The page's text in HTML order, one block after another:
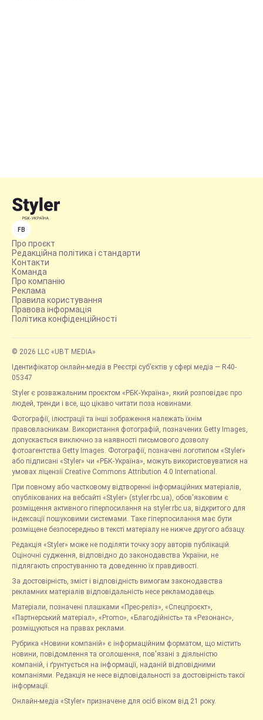
FB
Про проєкт
Редакційна політика і стандарти
Контакти
Команда
Про компанію
Реклама
Правила користування
Правова інформація
Політика конфіденційності
© 2026 LLC «UBT MEDIA»
Ідентифікатор онлайн-медіа в Реєстрі суб’єктів у сфері медіа — R40-
05347
Styler є розважальним проєктом «РБК-Україна», який розповідає про
людей, тренди і все, що цікаво читати поза новинами.
Фотографії, ілюстрації та інші зображення належать їхнім
правовласникам. Використання фотографій, позначених Getty Images,
допускається виключно за наявності письмового дозволу
фотоагентства Getty Images. Фотографії, позначені логотипом «Styler»
або підписані «Styler» чи «РБК-Україна», можуть використовуватися на
умовах ліцензії Creative Commons Attribution 4.0 International.
При повному або частковому відтворенні інформаційних матеріалів,
опублікованих на вебсайті «Styler» (styler.rbc.ua), обов'язковим є
розміщення активного гіперпосилання на styler.rbc.ua, відкритого для
індексації пошуковими системами. Таке гіперпосилання має бути
розміщене безпосередньо в тексті матеріалу не нижче другого абзацу.
Редакція «Styler» може не поділяти точку зору авторів публікацій.
Оціночні судження, відповідно до законодавства України, не
підлягають спростуванню та доведенню їх правдивості.
За достовірність, зміст і відповідність вимогам законодавства
рекламних матеріалів відповідальність несе рекламодавець.
Матеріали, позначені плашками «Прес-реліз», «Спецпроєкт»,
«Партнерський матеріал», «Promo», «Благодійність» та «Резонанс»,
розміщуються на правах реклами.
Рубрика «Новини компаній» є інформаційним форматом, що містить
новини, повідомлення та оголошення, пов'язані з діяльністю
компаній, і ґрунтується на інформації, наданій відповідними
компаніями. Редакція не несе відповідальності за достовірність такої
інформації.
Онлайн-медіа «Styler» призначене для осіб віком від 21 року.